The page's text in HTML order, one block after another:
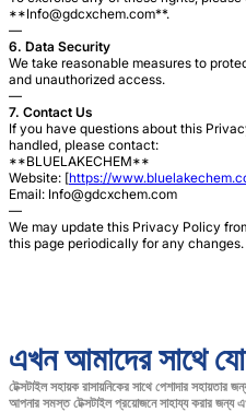
**Info@gdcxchem.com**.
—
6. Data Security
We take reasonable measures to
and unauthorized access.
—
7. Contact Us
If you have questions about this
handled, please contact:
**BLUELAKECHEM**
Website: [https://
Email: Info@gdcxchem.com
—
We may update this Privacy Policy
this page periodically for any changes.
এখন আমাদের সাথে
টেক্সটাইল সহায়ক রাসায়নিকের সাথে পেশাদার
আপনার সমস্ত টেক্সটাইল প্রয়োজনে সাহায্য করার জন্য